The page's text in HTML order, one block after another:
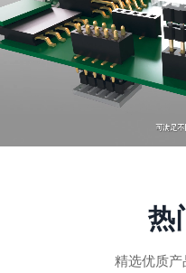
热
精选优质